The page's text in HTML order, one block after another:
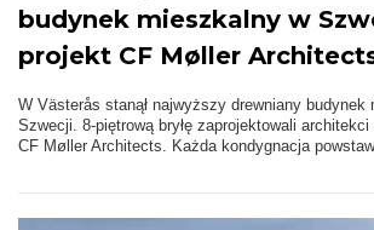
budynek mieszkalny w
projekt CF Møller
W Västerås stanął najwyższy drewniany budynek
Szwecji. 8-piętrową bryłę zaprojektowali
CF Møller Architects. Każda kondygnacja